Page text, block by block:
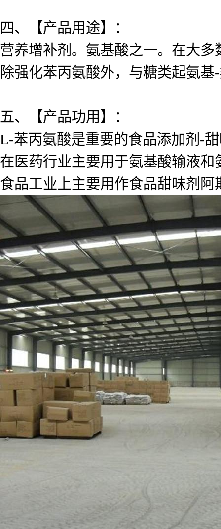
四、【产品用途】：
营养增补剂。氨基酸之一。在大
除强化苯丙氨酸外，与糖类起氨
五、【产品功用】：
L-苯丙氨酸是重要的食品添加剂-
在医药行业主要用于氨基酸输液
食品工业上主要用作食品甜味剂